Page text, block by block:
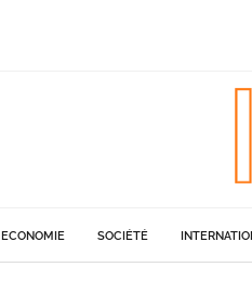
ECONOMIE SOCIÉTÉ